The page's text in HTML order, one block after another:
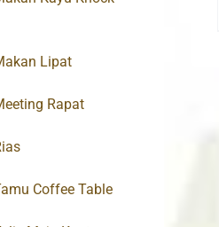
Lipat
Rapat
Coffee Table